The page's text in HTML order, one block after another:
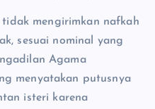
mengirimkan nafkah
sesuai nominal yang
Agama
menyatakan putusnya
isteri karena